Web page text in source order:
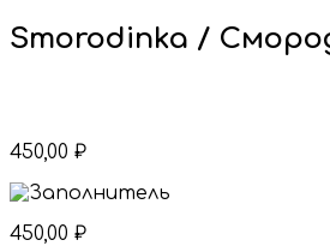
Smorodinka /
450,00 ₽
450,00 ₽